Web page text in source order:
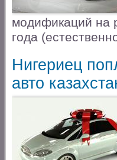
модификаций на
года
Нигериец
авто